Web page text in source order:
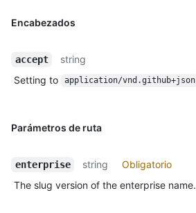
Encabezados
accept
string
Setting to
application/vnd.github+json
Parámetros de ruta
enterprise string
Obligatorio
The slug version of the enterprise name.